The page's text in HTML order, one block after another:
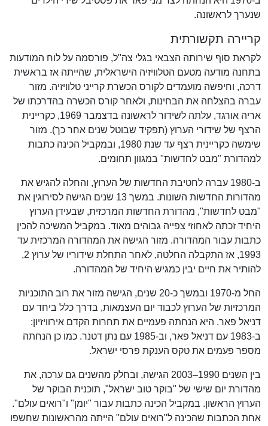
שנערך לראשונה.
קריירה תקשורתית
לקראת סוף שירותה הצבאי בגלי צה"ל, פורסמה על לוח המודעות
בתחנה מודעה מטעם הטלוויזיה הישראלית, שהייתה אז בראשית
דרכה, וחיפשה מועמדים לקורס הכשרת קרייני טלוויזיה. מזור
עברה בהצלחה את הבחינות, ולאחר קורס הכשרה בהדרכתו של
אריה אורגד, עלתה לשידור לראשונה בדצמבר 1969, כקריינית
הרצף של שידורי הערוץ (תפקיד שבוטל שנים אחר כך). מזור
שימשה כקריינית רצף עד שנת 1980, ובמקביל הכינה כתבות
למהדורת "מבט לחדשות" במגוון תחומים.
ב-1980 עברה לחטיבת החדשות של הערוץ, והחלה להגיש את
מהדורות החדשות השונות. במשך 13 שנים הגישה לסירוגין את
"מבט לחדשות", מהדורת החדשות המרכזית, שבעידן הערוץ
היחיד זכתה לאחוזי צפייה גבוהים מאוד. במקביל המשיכה להכין
כתבות עבור המהדורה. מזור הגישה את המהדורה המרכזית עד
1993, אז התקבלה החלטה, לאחר התחלת שידוריו של ערוץ 2,
להותיר את חיים יבין כמגיש היחיד של המהדורה.
החל מ-1970 ובמשך כ-20 שנים, הגישה מזור את רוב התוכניות
המרכזיות של הערוץ לכבוד יום העצמאות, בדרך כלל ביחד עם
דניאל פאר. היא הנחתה פעמיים את תחרות הקדם אירוויזיון:
ב-1983 עם דניאל פאר, וב-1985 עם נתן דטנר. כמו כן הנחתה
מספר פעמים את טקס הענקת פרסי ישראל.
בין השנים 1990–2003 הגישה, ובחלק מהשנים גם ערכה, את
מהדורת יום שישי של "בוקר טוב ישראל", תוכנית הבוקר של
הערוץ הראשון. במקביל הכינה כתבות עבור "יומן" ו"רואים עולם".
אחת הכתבות שהכינה ל"רואים עולם" הייתה מהראשונות שחשפו